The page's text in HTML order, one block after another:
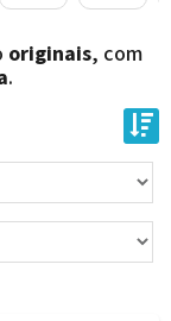
originais, com
.